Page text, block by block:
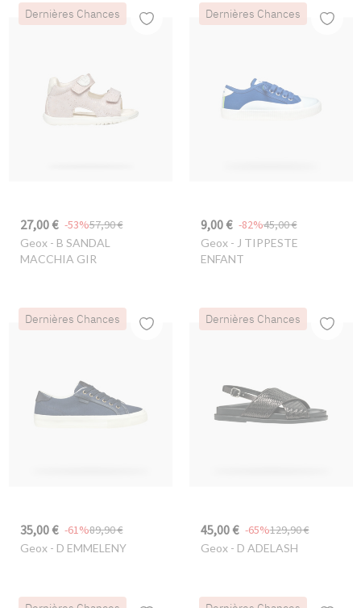
Dernières Chances
27,00 € 57,90 €
-53%
Geox- B SANDAL
MACCHIA GIR
Dernières Chances
9,00 € 45,00 €
-82%
Geox- J TIPPESTE
ENFANT
Dernières Chances
35,00 € 89,90 €
-61%
Geox- D EMMELENY
Dernières Chances
45,00 € 129,90 €
-65%
Geox- D ADELASH